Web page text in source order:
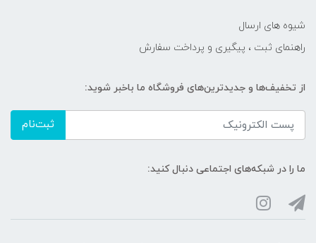
شیوه های ارسال
راهنمای ثبت ، پیگیری و پرداخت سفارش
از تخفیف‌ها و جدیدترین‌های فروشگاه ما باخبر شوید:
ثبت‌نام
ما را در شبکه‌های اجتماعی دنبال کنید: